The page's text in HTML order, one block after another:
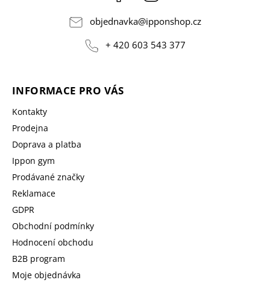
objednavka@ipponshop.cz
+ 420 603 543 377
INFORMACE PRO VÁS
Kontakty
Prodejna
Doprava a platba
Ippon gym
Prodávané značky
Reklamace
GDPR
Obchodní podmínky
Hodnocení obchodu
B2B program
Moje objednávka